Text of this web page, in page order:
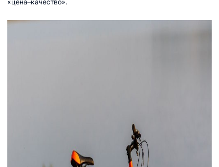
«цена–качество».